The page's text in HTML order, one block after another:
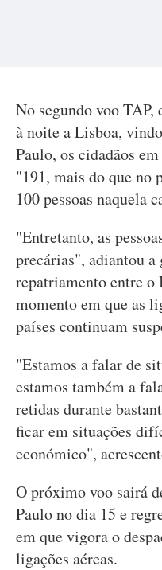
No segundo voo
à noite a Lisboa,
Paulo, os cidadãos
"191, mais do que no
100 pessoas naquela
"Entretanto, as
precárias", adiantou a
repatriamento entre
momento em que as
países continuam
"Estamos a falar de
estamos também a
retidas durante
ficar em situações
económico",
O próximo voo sairá
Paulo no dia 15 e
em que vigora o
ligações aéreas.